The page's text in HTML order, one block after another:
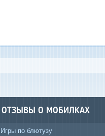
ОТЗЫВЫ О МОБИЛКАХ
Игры по блютузу